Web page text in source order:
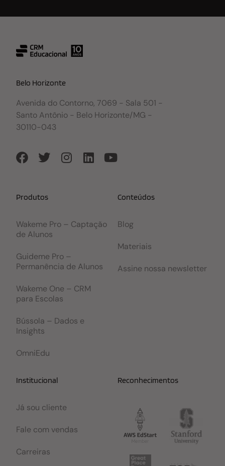
Belo Horizonte
Avenida do Contorno, 7069 - Sala 501 -
Santo Antônio - Belo Horizonte/MG -
30110-043
Produtos
Wakeme Pro – Captação
de Alunos
Guideme Pro –
Permanência de Alunos
Wakeme One – CRM
para Escolas
Bússola – Dados e
Insights
OmniEdu
Conteúdos
Blog
Materiais
Assine nossa newsletter
Institucional
Já sou cliente
Fale com vendas
Carreiras
Reconhecimentos